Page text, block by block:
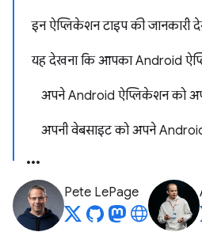
इन ऐप्लिकेशन टाइप की जानकारी
यह देखना कि आपका Android
अपने Android ऐप्लिकेशन को
अपनी वेबसाइट को अपने
Pete LePage